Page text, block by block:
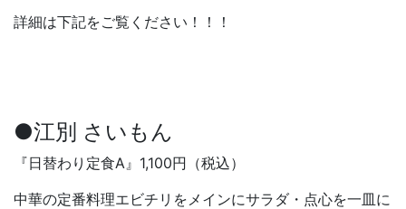
詳細は下記をご覧ください！！！
●江別 さいもん
『日替わり定食A』1,100円（税込）
中華の定番料理エビチリをメインにサラダ・点心を一皿に